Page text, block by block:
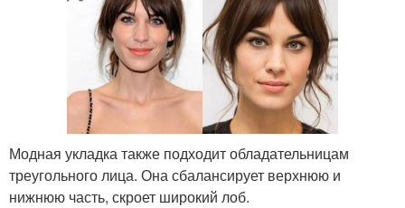
Модная укладка также подходит обладательницам
треугольного лица. Она сбалансирует верхнюю и
нижнюю часть, скроет широкий лоб.